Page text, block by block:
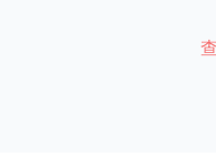
或者咨询厂家客服以获取